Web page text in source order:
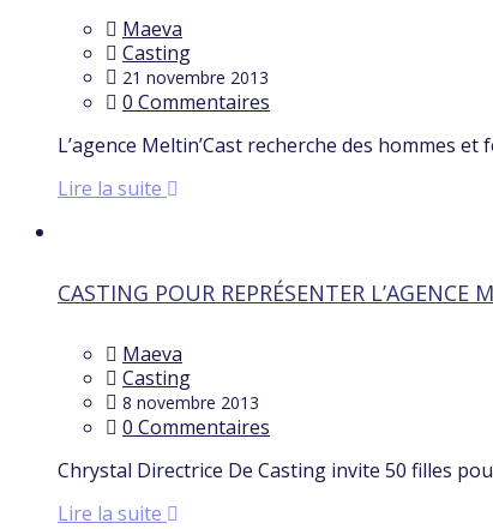
Maeva
Casting
21 novembre 2013
0 Commentaires
L’agence Meltin’Cast recherche des hommes
Lire la suite
CASTING POUR REPRÉSENTER L’AGENCE
Maeva
Casting
8 novembre 2013
0 Commentaires
Chrystal Directrice De Casting invite 50 filles
Lire la suite